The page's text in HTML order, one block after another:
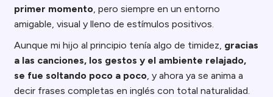
primer momento, pero siempre en un entorno
amigable, visual y lleno de estímulos positivos.
Aunque mi hijo al principio tenía algo de timidez, gracias
a las canciones, los gestos y el ambiente relajado,
se fue soltando poco a poco, y ahora ya se anima a
decir frases completas en inglés con total naturalidad.